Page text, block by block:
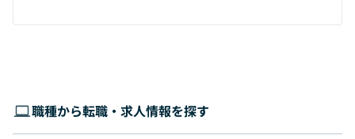
職種から転職・求人情報を探す